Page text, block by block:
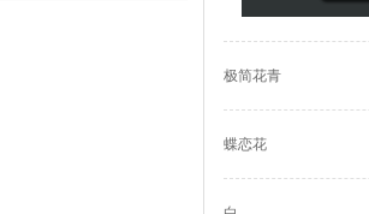
极简花青
蝶恋花